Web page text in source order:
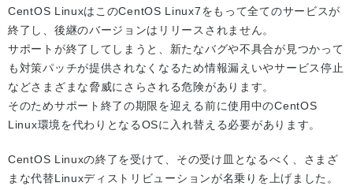
CentOS LinuxはこのCentOS Linux7をもって全てのサービスが
終了し、後継のバージョンはリリースされません。
サポートが終了してしまうと、新たなバグや不具合が見つかって
も対策パッチが提供されなくなるため情報漏えいやサービス停止
などさまざまな脅威にさらされる危険があります。
そのためサポート終了の期限を迎える前に使用中のCentOS
Linux環境を代わりとなるOSに入れ替える必要があります。
CentOS Linuxの終了を受けて、その受け皿となるべく、さまざ
まな代替Linuxディストリビューションが名乗りを上げました。